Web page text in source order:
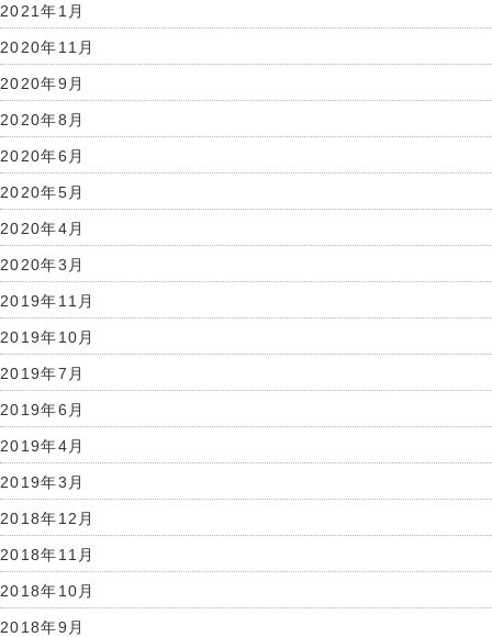
2021年1月
2020年11月
2020年9月
2020年8月
2020年6月
2020年5月
2020年4月
2020年3月
2019年11月
2019年10月
2019年7月
2019年6月
2019年4月
2019年3月
2018年12月
2018年11月
2018年10月
2018年9月